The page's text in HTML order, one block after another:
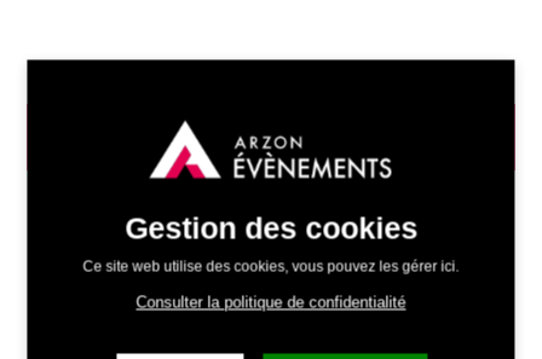
INFOS PRATIQUES
24/05/2026 - 10h00
Lieu :Maison des Associations -Itinéraire| VELO
LOISIRS ARZONNAIS
Gestion des cookies
Ce site web utilise des cookies, vous pouvez les gérer ici.
Consulter la politique de confidentialité